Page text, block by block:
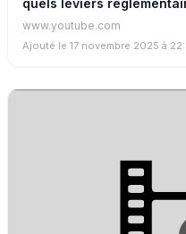
quels leviers
www.youtube.com
Ajouté le 17 novembre 2025 à